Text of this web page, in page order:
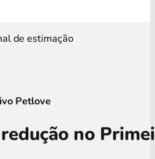
Petlove
no